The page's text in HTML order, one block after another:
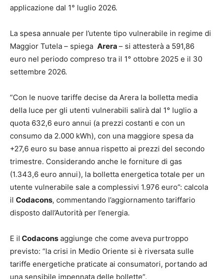
applicazione dal 1° luglio 2026.
La spesa annuale per l’utente tipo vulnerabile in regime di
Maggior Tutela – spiega Arera – si attesterà a 591,86
euro nel periodo compreso tra il 1° ottobre 2025 e il 30
settembre 2026.
“Con le nuove tariffe decise da Arera la bolletta media
della luce per gli utenti vulnerabili salirà dal 1° luglio a
quota 632,6 euro annui (a prezzi costanti e con un
consumo da 2.000 kWh), con una maggiore spesa da
+27,6 euro su base annua rispetto ai prezzi del secondo
trimestre. Considerando anche le forniture di gas
(1.343,6 euro annui), la bolletta energetica totale per un
utente vulnerabile sale a complessivi 1.976 euro”: calcola
il Codacons, commentando l’aggiornamento tariffario
disposto dall’Autorità per l’energia.
E il Codacons aggiunge che come aveva purtroppo
previsto: “la crisi in Medio Oriente si è riversata sulle
tariffe energetiche praticate ai consumatori, portando ad
una sensibile impennata delle bollette”.